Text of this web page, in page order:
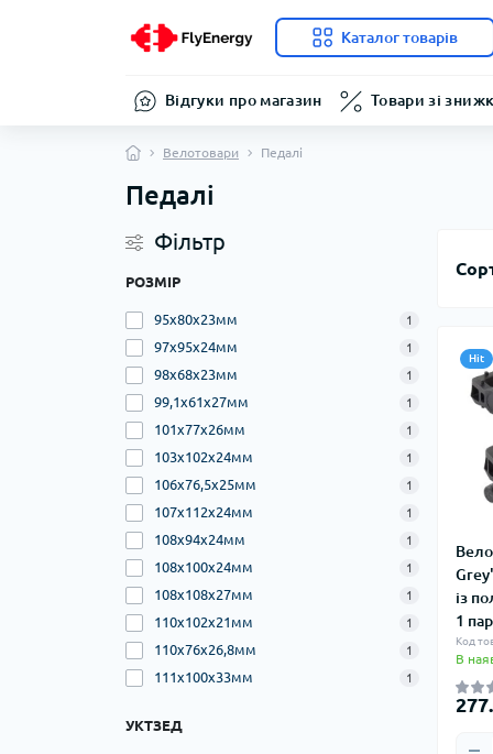
Каталог товарів
Відгуки про магазин Товари зі
Велотовари Педалі
Педалі
Фільтр
РОЗМІР
95x80x23мм 1
97x95x24мм 1
98x68x23мм 1
99,1x61x27мм 1
101x77x26мм 1
103x102x24мм 1
106x76,5x25мм 1
107x112x24мм 1
108x94x24мм 1
108x100x24мм 1
108x108x27мм 1
110x102x21мм 1
110x76x26,8мм 1
111x100x33мм 1
УКТЗЕД
Hit
із
1
Код
В